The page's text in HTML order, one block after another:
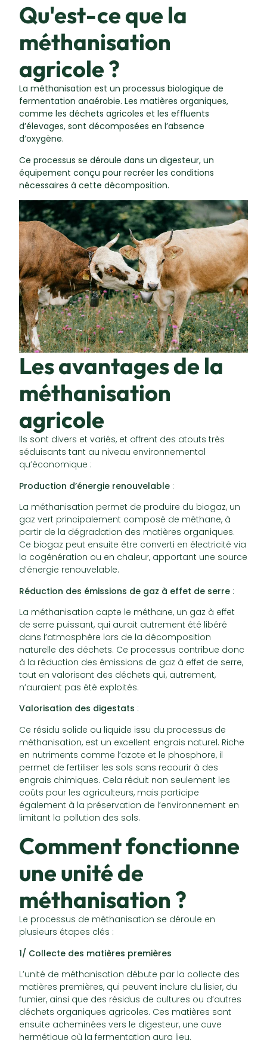
Qu'est-ce que la
méthanisation
agricole ?
La méthanisation est un processus biologique de
fermentation anaérobie. Les matières organiques,
comme les déchets agricoles et les effluents
d’élevages, sont décomposées en l’absence
d’oxygène.
Ce processus se déroule dans un digesteur, un
équipement conçu pour recréer les conditions
nécessaires à cette décomposition.
Les avantages de la
méthanisation
agricole
Ils sont divers et variés, et offrent des atouts très
séduisants tant au niveau environnemental
qu’économique :
Production d’énergie renouvelable :
La méthanisation permet de produire du biogaz, un
gaz vert principalement composé de méthane, à
partir de la dégradation des matières organiques.
Ce biogaz peut ensuite être converti en électricité via
la cogénération ou en chaleur, apportant une source
d’énergie renouvelable.
Réduction des émissions de gaz à effet de serre :
La méthanisation capte le méthane, un gaz à effet
de serre puissant, qui aurait autrement été libéré
dans l’atmosphère lors de la décomposition
naturelle des déchets. Ce processus contribue donc
à la réduction des émissions de gaz à effet de serre,
tout en valorisant des déchets qui, autrement,
n’auraient pas été exploités.
Valorisation des digestats :
Ce résidu solide ou liquide issu du processus de
méthanisation, est un excellent engrais naturel. Riche
en nutriments comme l’azote et le phosphore, il
permet de fertiliser les sols sans recourir à des
engrais chimiques. Cela réduit non seulement les
coûts pour les agriculteurs, mais participe
également à la préservation de l’environnement en
limitant la pollution des sols.
Comment fonctionne
une unité de
méthanisation ?
Le processus de méthanisation se déroule en
plusieurs étapes clés :
1/ Collecte des matières premières
L’unité de méthanisation débute par la collecte des
matières premières, qui peuvent inclure du lisier, du
fumier, ainsi que des résidus de cultures ou d’autres
déchets organiques agricoles. Ces matières sont
ensuite acheminées vers le digesteur, une cuve
hermétique où la fermentation aura lieu.